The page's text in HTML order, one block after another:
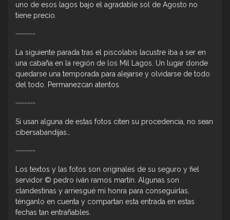
uno de esos lagos bajo el agradable sol de Agosto no
tiene precio.
·············
La siguiente parada tras el piscolabis lacustre iba a ser en
una cabaña en la región de los Mil Lagos. Un lugar donde
quedarse una temporada para alejarse y olvidarse de todo
del todo. Permanezcan atentos.
·············
Si usan alguna de estas fotos citen su procedencia, no sean
cibersabandijas…
·············
Los textos y las fotos son originales de su seguro y fiel
servidor © pedro iván ramos martín. Algunas son
clandestinas y arriesgué mi honra para conseguirlas,
ténganlo en cuenta y compartan esta entrada en estas
fechas tan entrañables.